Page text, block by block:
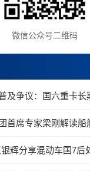
微信公众号二维码
首席专家梁刚解读船